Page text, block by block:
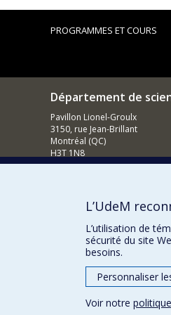
PROGRAMMES ET COURS
Département de
Pavillon Lionel-Groulx
3150, rue Jean-Brillant
Montréal (QC)
H3T 1N8
Confidentialité
L’UdeM
L’utilisation de
sécurité du site
besoins.
Personnaliser
Voir notre